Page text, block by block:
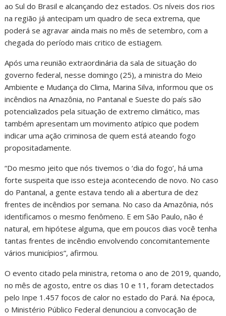
ao Sul do Brasil e alcançando dez estados. Os níveis dos rios
na região já antecipam um quadro de seca extrema, que
poderá se agravar ainda mais no mês de setembro, com a
chegada do período mais critico de estiagem.
Após uma reunião extraordinária da sala de situação do
governo federal, nesse domingo (25), a ministra do Meio
Ambiente e Mudança do Clima, Marina Silva, informou que os
incêndios na Amazônia, no Pantanal e Sueste do país são
potencializados pela situação de extremo climático, mas
também apresentam um movimento atípico que podem
indicar uma ação criminosa de quem está ateando fogo
propositadamente.
“Do mesmo jeito que nós tivemos o ‘dia do fogo’, há uma
forte suspeita que isso esteja acontecendo de novo. No caso
do Pantanal, a gente estava tendo ali a abertura de dez
frentes de incêndios por semana. No caso da Amazônia, nós
identificamos o mesmo fenômeno. E em São Paulo, não é
natural, em hipótese alguma, que em poucos dias você tenha
tantas frentes de incêndio envolvendo concomitantemente
vários municípios”, afirmou.
O evento citado pela ministra, retoma o ano de 2019, quando,
no mês de agosto, entre os dias 10 e 11, foram detectados
pelo Inpe 1.457 focos de calor no estado do Pará. Na época,
o Ministério Público Federal denunciou a convocação de